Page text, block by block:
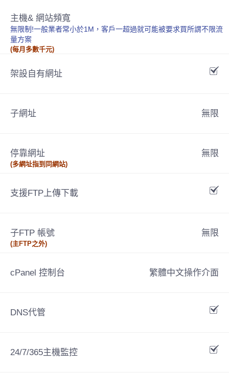
主機& 網站頻寬
無限制!一般業者常小於1M，客戶一超過就可能被要求買所謂不限流
量方案
(每月多數千元)
架設自有網址
子網址 無限
停靠網址
(多網址指到同網站)
無限
支援FTP上傳下載
子FTP 帳號
(主FTP之外)
無限
cPanel 控制台 繁體中文操作介面
DNS代管
24/7/365主機監控